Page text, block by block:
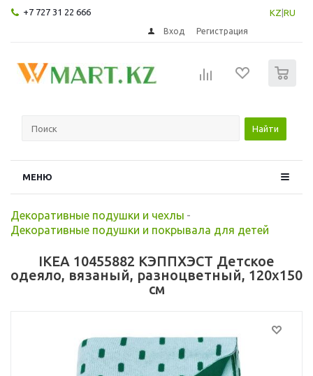
+7 727 31 22 666 KZ RU
Вход Регистрация
Найти
МЕНЮ
Декоративные подушки и чехлы -
Декоративные подушки и покрывала для детей
IKEA 10455882 КЭППХЭСТ Детское
одеяло, вязаный, разноцветный, 120x150
см